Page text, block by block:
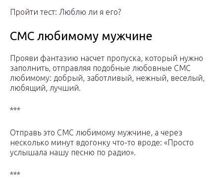
Пройти тест: Люблю ли я его?
СМС любимому мужчине
Прояви фантазию насчет пропуска, который нужно
заполнить, отправляя подобные любовные СМС
любимому: добрый, заботливый, нежный, веселый,
любящий, лучший.
***
Отправь это СМС любимому мужчине, а через
несколько минут вдогонку что-то вроде: «Просто
услышала нашу песню по радио».
***